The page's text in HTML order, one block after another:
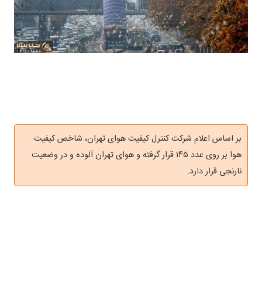
بر اساس اعلام شرکت کنترل کیفیت هوای تهران، شاخص کیفیت
هوا بر روی عدد ۱۴۵ قرار گرفته و هوای تهران آلوده و در وضعیت
نارنجی قرار دارد.